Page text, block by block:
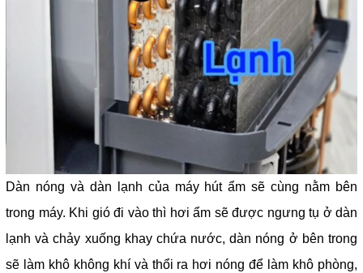
Dàn nóng và dàn lạnh của máy hút ẩm sẽ cùng nằm bên
trong máy. Khi gió đi vào thì hơi ẩm sẽ được ngưng tụ ở dàn
lạnh và chảy xuống khay chứa nước, dàn nóng ở bên trong
sẽ làm khô không khí và thổi ra hơi nóng để làm khô phòng,